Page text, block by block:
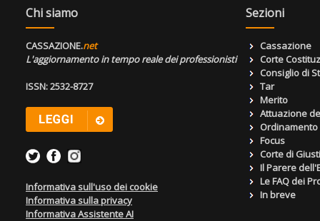
Chi siamo
CASSAZIONE.net
L'aggiornamento in tempo reale dei professionisti
ISSN: 2532-8727
Informativa sull'uso dei cookie
Informativa sulla privacy
Informativa Assistente AI
Sezioni
Cassazione
Corte
Consiglio di
Tar
Merito
Attuazione
Focus
Corte di
Il Parere
Le FAQ dei
In breve